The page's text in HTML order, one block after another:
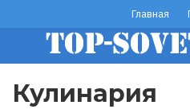
основному
содержанию
footer
menu
Главная
Кулинария